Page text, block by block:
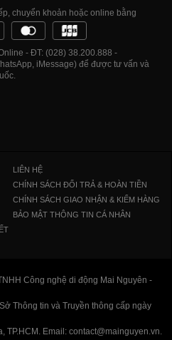
chuyển khoản hoặc online bằng
- ĐT: (028) 38.200.888 -
iMessage) để được tư vấn và
LIÊN HỆ
CHÍNH SÁCH ĐỔI TRẢ & HOÀN TIỀN
CHÍNH SÁCH GIAO NHẬN & KIỂM HÀNG
BẢO MẬT THÔNG TIN CÁ NHÂN
Công nghệ di động Mai Nguyên -
Thông tin và Truyền thông cấp ngày
TP.HCM. Email: contact@mainguyen.vn.